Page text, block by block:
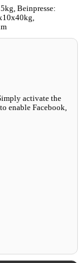
Beinpresse:
activate the
enable Facebook,